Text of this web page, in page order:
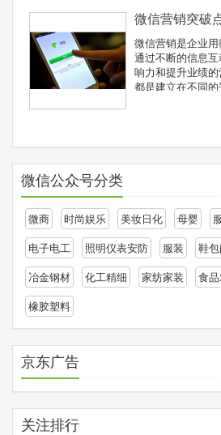
微信营销突破
微信营销是企业用
通过不断的信息
响力和提升业绩
都是建立在不同的
平台。所以说，
微信公众号分类
微商 时尚娱乐 美妆日化 母婴
电子电工
照明仪表安防 服装 鞋
冶金钢材
化工精细 家纺家装 食
橡胶塑料
京东广告
关注排行